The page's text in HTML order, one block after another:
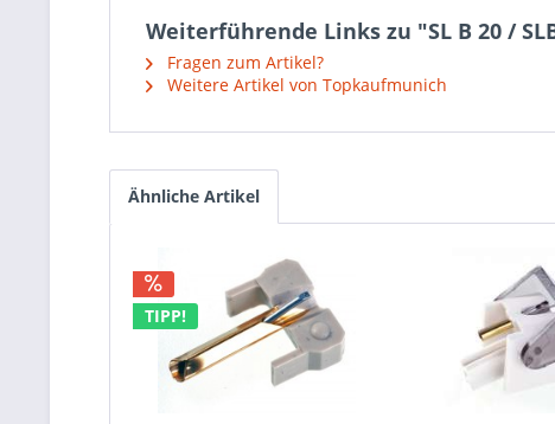
Weiterführende Links zu "SL B 20 /
Fragen zum Artikel?
Weitere Artikel von Topkaufmunich
Ähnliche Artikel
TIPP!